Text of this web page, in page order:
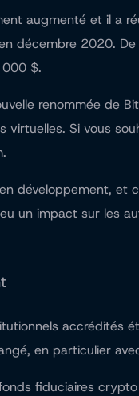
augmenté et il a
2020. De
$.
renommée de
virtuelles. Si vous
.
développement,
un impact sur les
en particulier
fiduciaires